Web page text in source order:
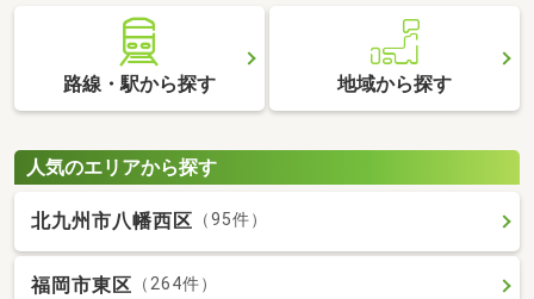
路線・駅から探す 地域から探す
人気のエリアから探す
北九州市八幡西区 （95件）
福岡市東区 （264件）